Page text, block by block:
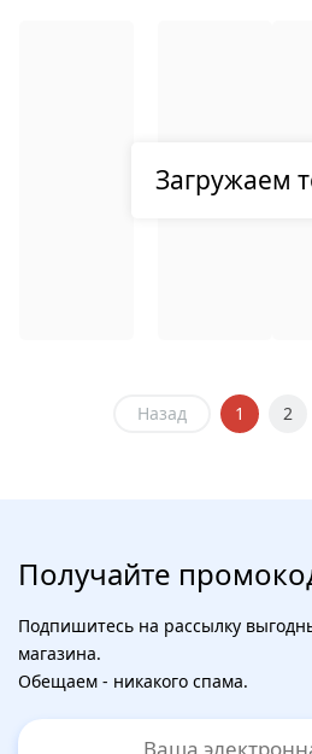
Загружаем
Назад 1 2
Получайте
Подпишитесь на рассылку
магазина.
Обещаем - никакого спама.